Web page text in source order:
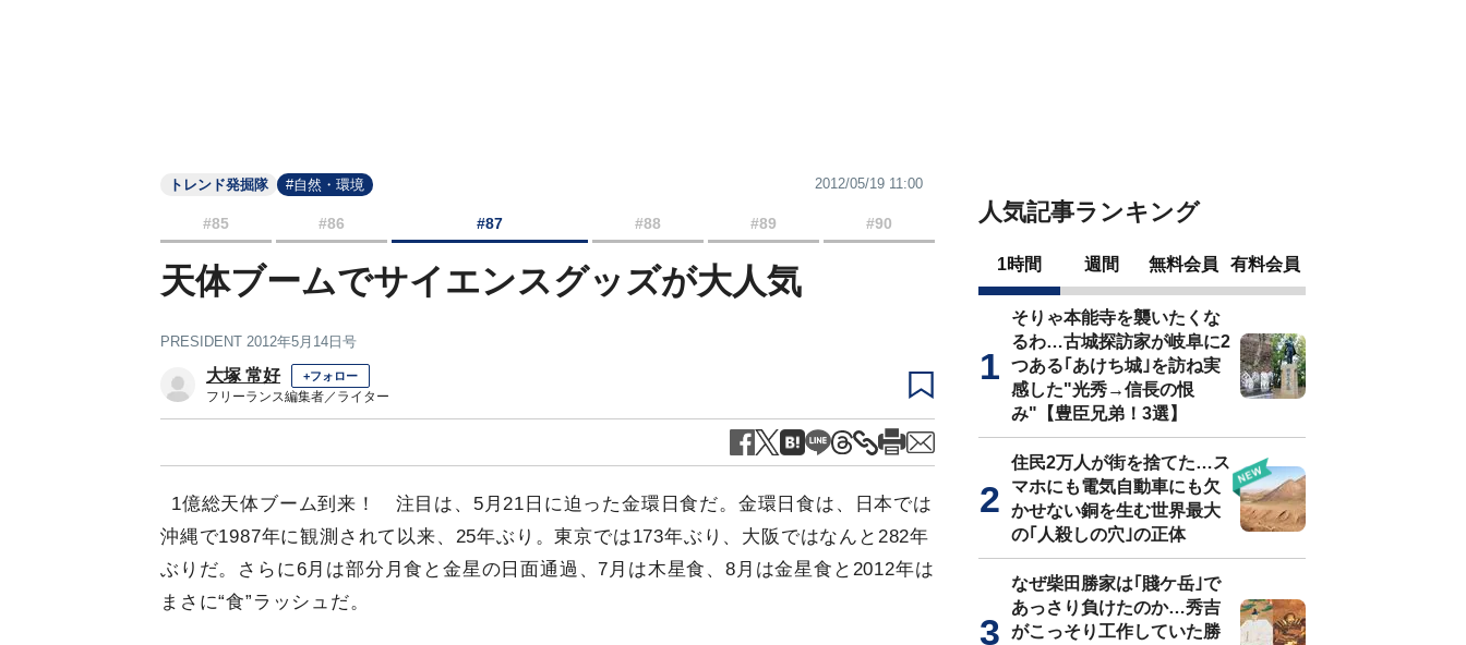
トレンド発掘隊 #自然・環境 2012/05/19 11:00
#85 #86 #87 #88 #89 #90
天体ブームでサイエンスグッズが大人気
PRESIDENT 2012年5月14日号
大塚 常好 +フォロー
フリーランス編集者／ライター
1億総天体ブーム到来！ 注目は、5月21日に迫った金環日食だ。金環日食は、日本では
沖縄で1987年に観測されて以来、25年ぶり。東京では173年ぶり、大阪ではなんと282年
ぶりだ。さらに6月は部分月食と金星の日面通過、7月は木星食、8月は金星食と2012年は
まさに“食”ラッシュだ。
人気記事ランキング
1時間 週間 無料会員 有料会員
そりゃ本能寺を襲いたくな
るわ…古城探訪家が岐阜に2
つある｢あけち城｣を訪ね実
感した"光秀→信長の恨
み"【豊臣兄弟！3選】
住民2万人が街を捨てた…ス
マホにも電気自動車にも欠
かせない銅を生む世界最大
の｢人殺しの穴｣の正体
なぜ柴田勝家は｢賤ケ岳｣で
あっさり負けたのか…秀吉
がこっそり工作していた勝